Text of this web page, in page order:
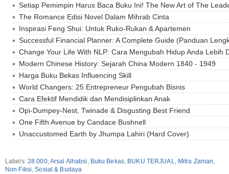
Setiap Pemimpin Harus Baca Buku Ini! The New Art of The
The Romance Edisi Novel Dalam Mihrab Cinta
Inspirasi Feng Shui: Untuk Ruko-Rukan & Apartemen
Successful Financial Planner: A Complete Guide (Panduan
Change Your Life With NLP: Cara Mengubah Hidup Anda Lebih
Modern Chinese History: Sejarah China Modern 1840 - 1949
Harga Buku Bekas Influencing Skill
World Changers: 25 Entrepreneur Pengubah Bisnis
Cara Efektif Mendidik dan Mendisiplinkan Anak
Opi-Dumpey-Nest, Twinade & Disgusting Best Friend
One Fifth Avenue by Candace Bushnell
Unaccustomed Earth by Jhumpa Lahiri (Hard Cover)
Labels: 28.000,Arsal Alhabsi , Buku Bekas, BUKU TERJUAL, Mitra Zaman,
Non Fiksi,Sosial & Budaya